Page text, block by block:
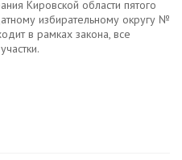
Кировской области пятого
избирательному округу №
в рамках закона, все